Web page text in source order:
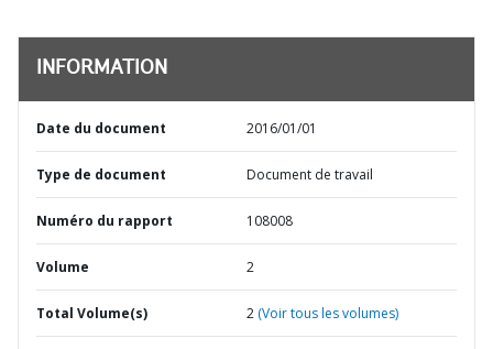
INFORMATION
Date du document 2016/01/01
Type de document Document de travail
Numéro du rapport 108008
Volume 2
Total Volume(s) 2 (Voir tous les volumes)